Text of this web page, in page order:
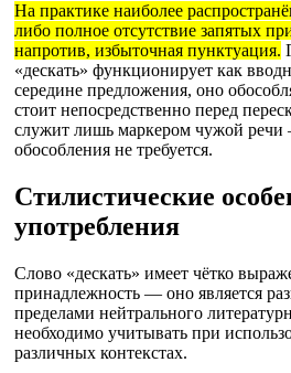
На практике наиболее
либо полное отсутствие запятых
напротив, избыточная пунктуация.
«дескать» функционирует как
середине предложения, оно
стоит непосредственно перед
служит лишь маркером чужой речи
обособления не требуется.
Стилистические
употребления
Слово «дескать» имеет чётко
принадлежность — оно является
пределами нейтрального
необходимо учитывать при
различных контекстах.